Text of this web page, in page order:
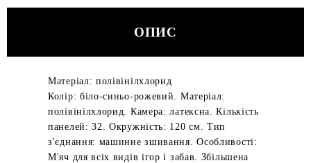
ОПИС
Матеріал: полівінілхлорид
Колір: біло-синьо-рожевий. Матеріал:
полівінілхлорид. Камера: латексна. Кількість
панелей: 32. Окружність: 120 см. Тип
з'єднання: машинне зшивання. Особливості:
М'яч для всіх видів ігор і забав. Збільшена